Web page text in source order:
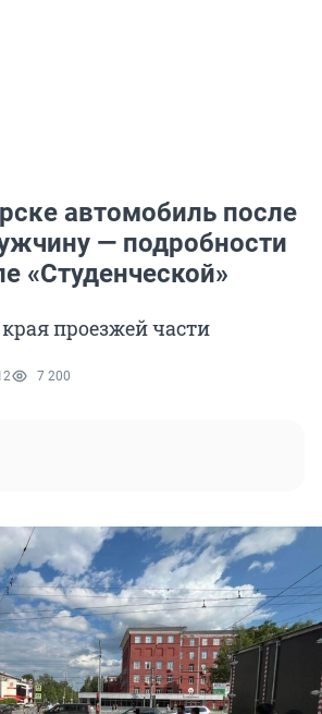
автомобиль после
— подробности
«Студенческой»
проезжей части
7 200